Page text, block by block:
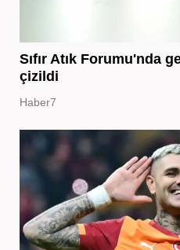
Sıfır Atık Forumu'nda
çizildi
Haber7